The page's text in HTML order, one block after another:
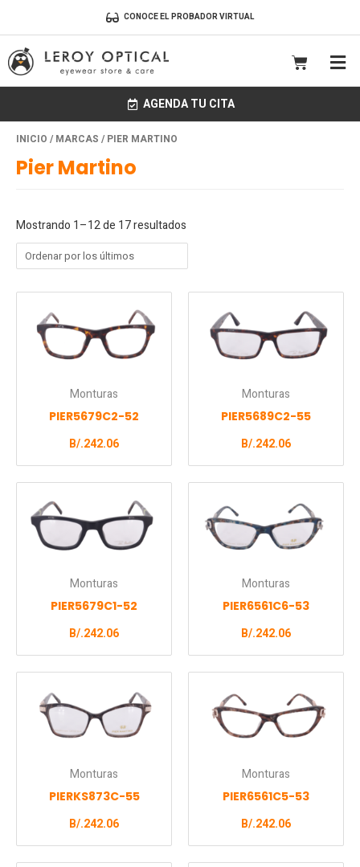
contenido
CONOCE EL PROBADOR VIRTUAL
CART
AGENDA TU CITA
INICIO / MARCAS / PIER MARTINO
Pier Martino
Mostrando 1–12 de 17 resultados
Monturas
PIER5679C2-52
B/.242.06
Monturas
PIER5689C2-55
B/.242.06
Monturas
PIER5679C1-52
B/.242.06
Monturas
PIER6561C6-53
B/.242.06
Monturas
PIERKS873C-55
B/.242.06
Monturas
PIER6561C5-53
B/.242.06